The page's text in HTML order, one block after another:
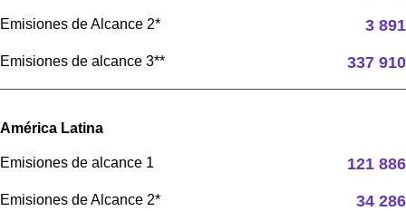
Emisiones de Alcance 2* 3 891
Emisiones de alcance 3** 337 910
América Latina
Emisiones de alcance 1 121 886
Emisiones de Alcance 2* 34 286